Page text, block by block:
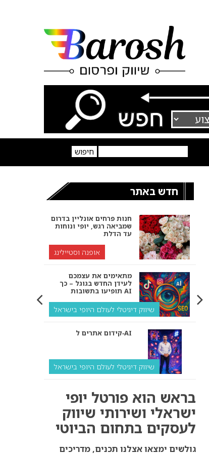
חדש באתר
חנות פרחים אונליין בדרום
שמביאה רגש, יופי ונוחות
עד הדלת
אופנה וסטיילינג
מתאימים את עצמכם
לעידן החדש בגוגל – כך
תופיעו בתשובות AI
שיווק דיגיטלי לעולם היופי בישראל
קידום אתרים ל‑AI
שיווק דיגיטלי לעולם היופי בישראל
ולמה העסק שלך צריך
שיווק דיגיטלי לעסקים
קידום ל‑AI לעומת קידום
בראש הוא פורטל יופי
ישראלי ושירותי שיווק
לעסקים בתחום הביוטי
גולשים ימצאו אצלנו תכנים, מדריכים